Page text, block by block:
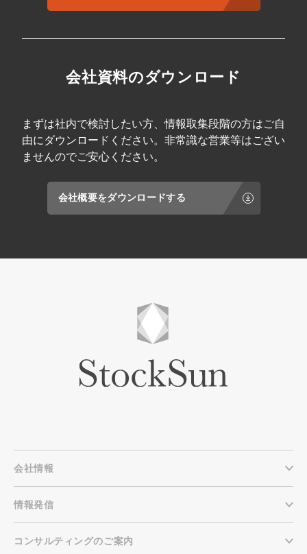
会社資料のダウンロード
まずは社内で検討したい方、情報取集段階の方はご自
由にダウンロードください。非常識な営業等はござい
ませんのでご安心ください。
会社概要をダウンロードする
会社情報
情報発信
コンサルティングのご案内